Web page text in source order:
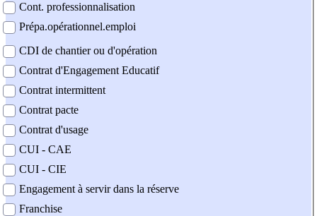
Cont. professionnalisation
Prépa.opérationnel.emploi
CDI de chantier ou d'opération
Contrat d'Engagement Educatif
Contrat intermittent
Contrat pacte
Contrat d'usage
CUI - CAE
CUI - CIE
Engagement à servir dans la réserve
Franchise